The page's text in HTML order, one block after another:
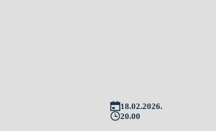
18.02.2026.
20.00